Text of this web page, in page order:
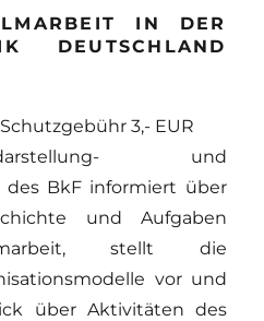
IN DER
DEUTSCHLAND
3,- EUR
und
BkF informiert über
und Aufgaben
stellt die
vor und
über Aktivitäten des